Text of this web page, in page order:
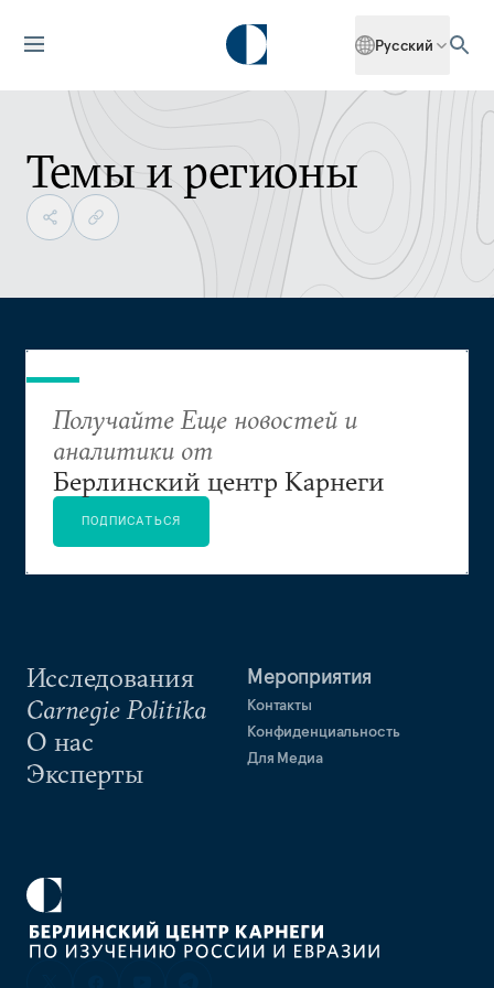
Русский
Темы и регионы
Исследования
Carnegie Politika
О нас
Эксперты
Мероприятия
Контакты
Конфиденциальность
Для Медиа
Получайте Еще новостей и
аналитики от
Берлинский центр Карнеги
ПОДПИСАТЬСЯ